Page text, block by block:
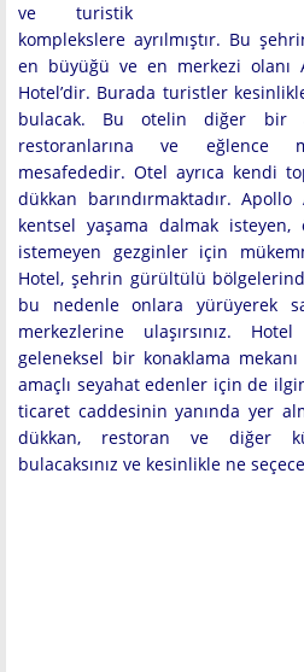
ve turistik
komplekslere ayrılmıştır. Bu
en büyüğü ve en merkezi olanı
Hotel’dir. Burada turistler
bulacak. Bu otelin diğer bir
restoranlarına ve eğlence
mesafededir. Otel ayrıca kendi
dükkan barındırmaktadır.
kentsel yaşama dalmak isteyen,
istemeyen gezginler için
Hotel, şehrin gürültülü
bu nedenle onlara yürüyerek
merkezlerine ulaşırsınız.
geleneksel bir konaklama
amaçlı seyahat edenler için de
ticaret caddesinin yanında yer
dükkan, restoran ve diğer
bulacaksınız ve kesinlikle ne